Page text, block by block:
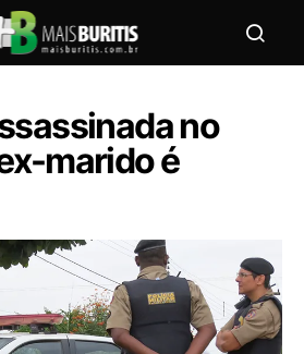
no
marido é